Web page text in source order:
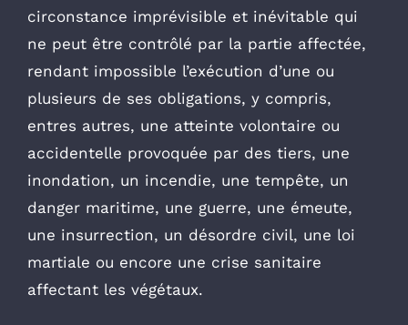
circonstance imprévisible et inévitable qui
ne peut être contrôlé par la partie affectée,
rendant impossible l’exécution d’une ou
plusieurs de ses obligations, y compris,
entres autres, une atteinte volontaire ou
accidentelle provoquée par des tiers, une
inondation, un incendie, une tempête, un
danger maritime, une guerre, une émeute,
une insurrection, un désordre civil, une loi
martiale ou encore une crise sanitaire
affectant les végétaux.